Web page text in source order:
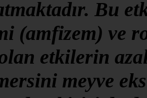
Bu
(amfizem) ve
etkilerin
meyve